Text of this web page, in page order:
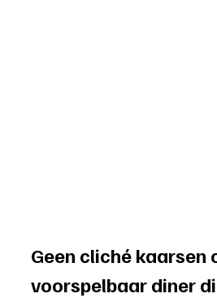
Geen cliché kaarsen
voorspelbaar diner